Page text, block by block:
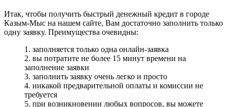
Итак, чтобы получить быстрый денежный кредит в городе
Казым-Мыс на нашем сайте, Вам достаточно заполнить только
одну заявку. Преимущества очевидны:
1. заполняется только одна онлайн-заявка
2. вы потратите не более 15 минут времени на
заполнение заявки
3. заполнить заявку очень легко и просто
4. никакой предварительной оплаты и комиссии не
требуется
5. при возникновении любых вопросов, вы можете